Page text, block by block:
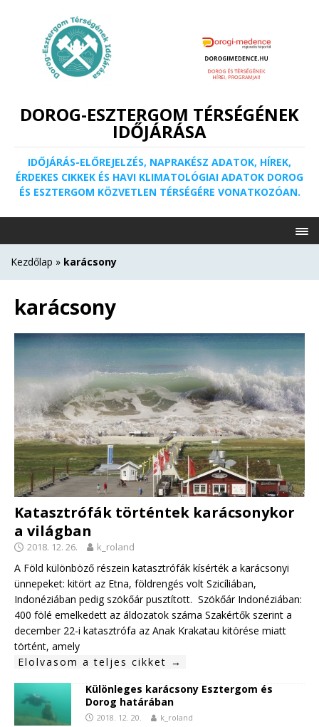
DOROG-ESZTERGOM TÉRSÉGÉNEK
IDŐJÁRÁSA
IDŐJÁRÁS-ELŐREJELZÉS, NAPRAKÉSZ ADATOK, HÍREK,
ÉRDEKES CIKKEK ÉS HAVI KLIMATOLÓGIAI ADATOK DOROG
ÉS ESZTERGOM KÖZVETLEN TÉRSÉGÉRE VONATKOZÓAN.
Kezdőlap » karácsony
karácsony
Katasztrófák történtek karácsonykor
a világban
2018. 12. 26. k_roland
A Föld különböző részein katasztrófák kísérték a karácsonyi
ünnepeket: kitört az Etna, földrengés volt Szicíliában,
Indonéziában pedig szökőár pusztított. Szökőár Indonéziában:
400 fölé emelkedett az áldozatok száma Szakértők szerint a
december 22-i katasztrófa az Anak Krakatau kitörése miatt
történt, amely
Elolvasom a teljes cikket →
Különleges karácsony Esztergom és
Dorog határában
2018. 12. 20. k_roland